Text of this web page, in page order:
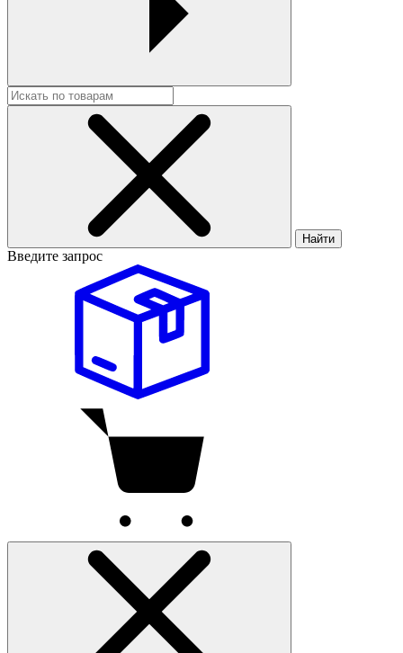
Найти
Введите запрос